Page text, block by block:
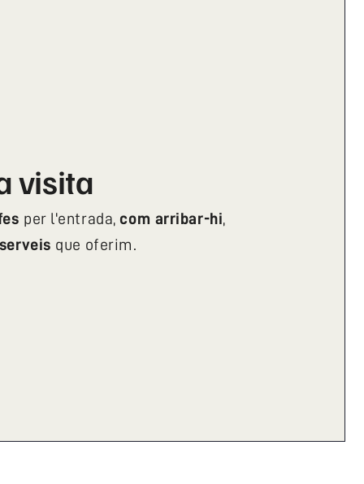
visita
per l'entrada, com arribar-hi,
que oferim.